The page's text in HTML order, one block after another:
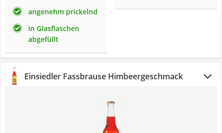
angenehm prickelnd
in Glasflaschen
abgefüllt
Einsiedler Fassbrause Himbeergeschmack